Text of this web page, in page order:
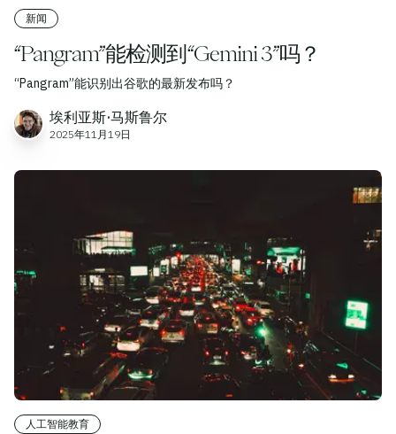
新闻
“Pangram”能检测到“Gemini 3”吗？
“Pangram”能识别出谷歌的最新发布吗？
埃利亚斯·马斯鲁尔
2025年11月19日
人工智能教育